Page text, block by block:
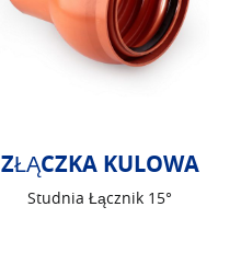
ZŁĄCZKA KULOWA
Studnia Łącznik 15°